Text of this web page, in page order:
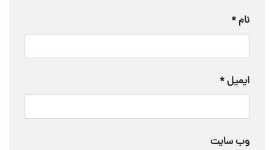
نام*
ایمیل*
وب‌ سایت